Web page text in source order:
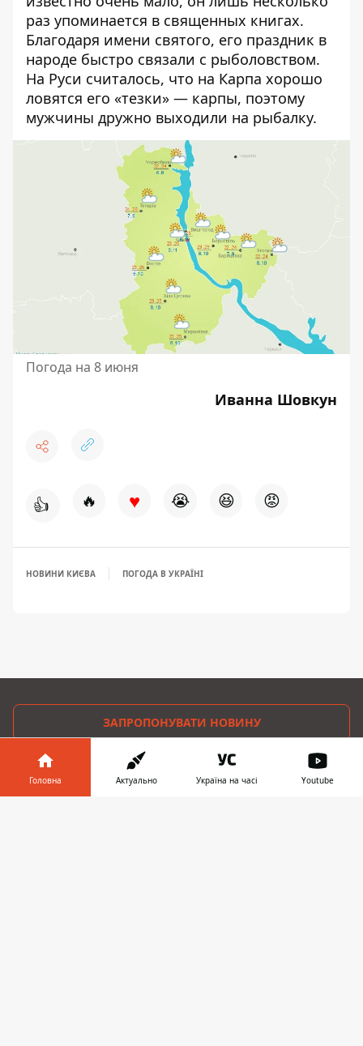
раз упоминается в священных книгах.
Благодаря имени святого, его праздник в
народе быстро связали с рыболовством.
На Руси считалось, что на Карпа хорошо
ловятся его «тезки» — карпы, поэтому
мужчины дружно выходили на рыбалку.
Погода на 8 июня
Иванна Шовкун
👍 🔥 ♥ 😭 😆 😡
НОВИНИ КИЄВА ПОГОДА В УКРАЇНІ
ЗАПРОПОНУВАТИ НОВИНУ
Головна
Головна Актуально Україна на часі Youtube